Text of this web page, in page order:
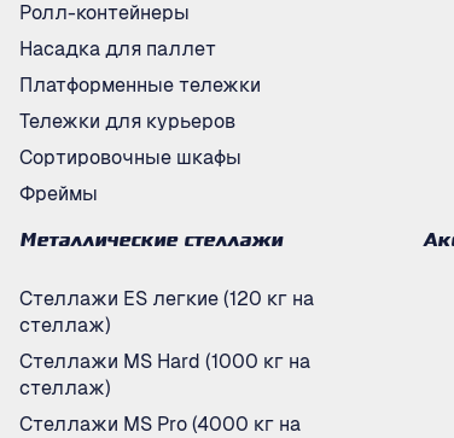
Ролл-контейнеры
Насадка для паллет
Платформенные тележки
Тележки для курьеров
Сортировочные шкафы
Фреймы
Металлические стеллажи
Стеллажи ES легкие (120 кг на
стеллаж)
Стеллажи MS Hard (1000 кг на
стеллаж)
Стеллажи MS Pro (4000 кг на